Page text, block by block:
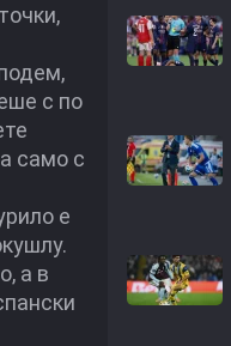
с по
само с
е
а в